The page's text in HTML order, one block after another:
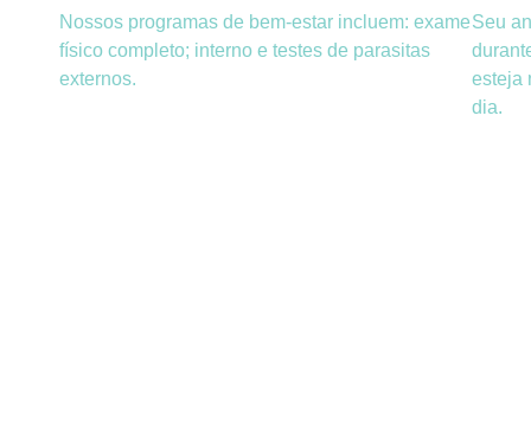
Nossos programas de bem-estar incluem: exame
físico completo; interno e testes de parasitas
externos.
Seu
esteja
dia.